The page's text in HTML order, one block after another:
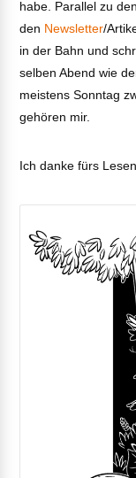
habe. Parallel zu
den Newsletter/
in der Bahn und
selben Abend wie
meistens Sonntag
gehören mir.
Ich danke fürs